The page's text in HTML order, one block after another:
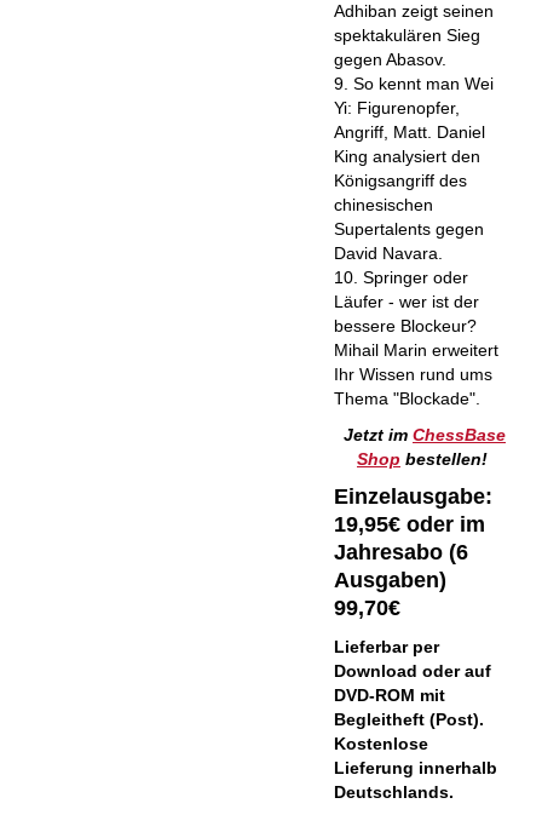
Adhiban zeigt seinen
spektakulären Sieg
gegen Abasov.
9. So kennt man Wei
Yi: Figurenopfer,
Angriff, Matt. Daniel
King analysiert den
Königsangriff des
chinesischen
Supertalents gegen
David Navara.
10. Springer oder
Läufer - wer ist der
bessere Blockeur?
Mihail Marin erweitert
Ihr Wissen rund ums
Thema "Blockade".
Jetzt im ChessBase
Shop bestellen!
Einzelausgabe:
19,95€ oder im
Jahresabo (6
Ausgaben)
99,70€
Lieferbar per
Download oder auf
DVD-ROM mit
Begleitheft (Post).
Kostenlose
Lieferung innerhalb
Deutschlands.